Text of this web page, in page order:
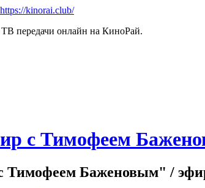
передачи онлайн на КиноРай.
с Тимофеем
Тимофеем Баженовым" /